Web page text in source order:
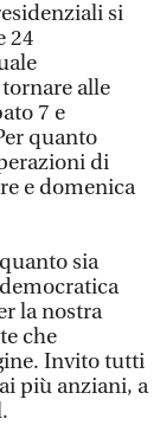
si
24
alle
7 e
quanto
di
e domenica
sia
la nostra
che
Invito tutti
più anziani, a